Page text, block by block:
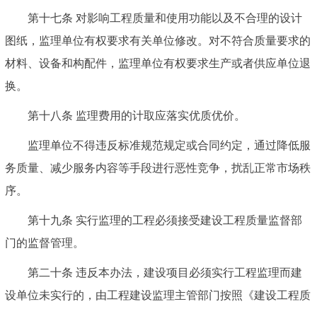
第十七条 对影响工程质量和使用功能以及不合理的设计
图纸，监理单位有权要求有关单位修改。对不符合质量要求的
材料、设备和构配件，监理单位有权要求生产或者供应单位退
换。
第十八条 监理费用的计取应落实优质优价。
监理单位不得违反标准规范规定或合同约定，通过降低服
务质量、减少服务内容等手段进行恶性竞争，扰乱正常市场秩
序。
第十九条 实行监理的工程必须接受建设工程质量监督部
门的监督管理。
第二十条 违反本办法，建设项目必须实行工程监理而建
设单位未实行的，由工程建设监理主管部门按照《建设工程质